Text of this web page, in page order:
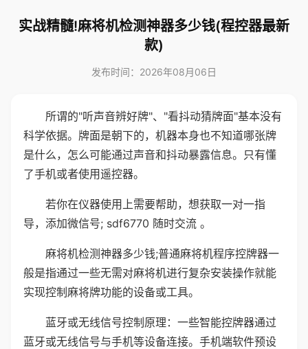
实战精髓!麻将机检测神器多少钱(程控器最新
款)
发布时间：2026年08月06日
所谓的"听声音辨好牌"、"看抖动猜牌面"基本没有
科学依据。牌面是朝下的，机器本身也不知道哪张牌
是什么，怎么可能通过声音和抖动暴露信息。只有懂
了手机或者使用遥控器。
若你在仪器使用上需要帮助，想获取一对一指
导，添加微信号; sdf6770 随时交流 。
麻将机检测神器多少钱;普通麻将机程序控牌器一
般是指通过一些无需对麻将机进行复杂安装操作就能
实现控制麻将牌功能的设备或工具。
蓝牙或无线信号控制原理：一些智能控牌器通过
蓝牙或无线信号与手机等设备连接。手机端软件预设